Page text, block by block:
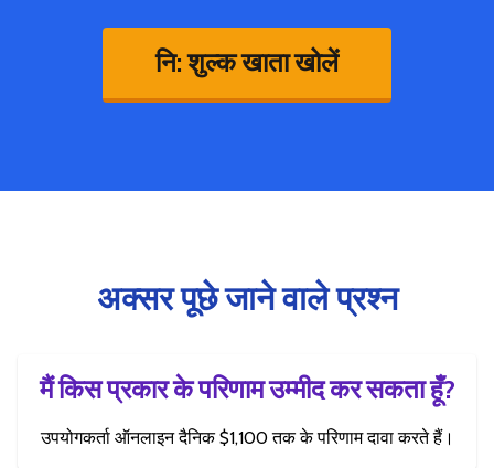
नि: शुल्क खाता खोलें
अक्सर पूछे जाने वाले प्रश्न
मैं किस प्रकार के परिणाम उम्मीद कर सकता हूँ?
उपयोगकर्ता ऑनलाइन दैनिक $1,100 तक के परिणाम दावा करते हैं।